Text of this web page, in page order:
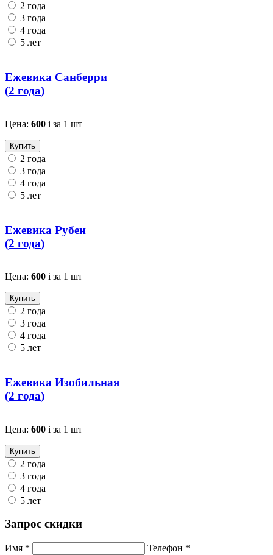
2 года
3 года
4 года
5 лет
Ежевика Санберри
(2 года)
Цена: 600 i за 1 шт
Купить
2 года
3 года
4 года
5 лет
Ежевика Рубен
(2 года)
Цена: 600 i за 1 шт
Купить
2 года
3 года
4 года
5 лет
Ежевика Изобильная
(2 года)
Цена: 600 i за 1 шт
Купить
2 года
3 года
4 года
5 лет
Запрос скидки
Имя *
Телефон *